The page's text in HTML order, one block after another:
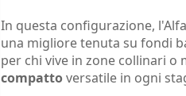
In questa configurazione,
una migliore tenuta su fondi
per chi vive in zone collinari
compattoversatile in ogni